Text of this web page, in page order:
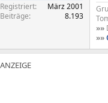
Registriert
März 2001
Beiträge
8.193
»»
»»